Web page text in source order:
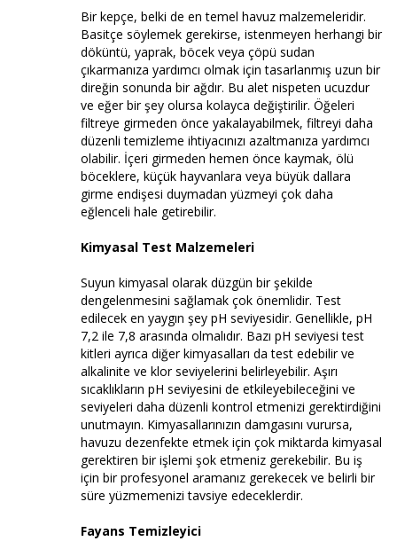
Bir kepçe, belki de en temel havuz malzemeleridir.
Basitçe söylemek gerekirse, istenmeyen herhangi bir
döküntü, yaprak, böcek veya çöpü sudan
çıkarmanıza yardımcı olmak için tasarlanmış uzun bir
direğin sonunda bir ağdır. Bu alet nispeten ucuzdur
ve eğer bir şey olursa kolayca değiştirilir. Öğeleri
filtreye girmeden önce yakalayabilmek, filtreyi daha
düzenli temizleme ihtiyacınızı azaltmanıza yardımcı
olabilir. İçeri girmeden hemen önce kaymak, ölü
böceklere, küçük hayvanlara veya büyük dallara
girme endişesi duymadan yüzmeyi çok daha
eğlenceli hale getirebilir.
Kimyasal Test Malzemeleri
Suyun kimyasal olarak düzgün bir şekilde
dengelenmesini sağlamak çok önemlidir. Test
edilecek en yaygın şey pH seviyesidir. Genellikle, pH
7,2 ile 7,8 arasında olmalıdır. Bazı pH seviyesi test
kitleri ayrıca diğer kimyasalları da test edebilir ve
alkalinite ve klor seviyelerini belirleyebilir. Aşırı
sıcaklıkların pH seviyesini de etkileyebileceğini ve
seviyeleri daha düzenli kontrol etmenizi gerektirdiğini
unutmayın. Kimyasallarınızın damgasını vurursa,
havuzu dezenfekte etmek için çok miktarda kimyasal
gerektiren bir işlemi şok etmeniz gerekebilir. Bu iş
için bir profesyonel aramanız gerekecek ve belirli bir
süre yüzmemenizi tavsiye edeceklerdir.
Fayans Temizleyici